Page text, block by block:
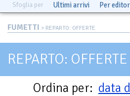
Sfoglia per Ultimi arrivi Per
FUMETTI > REPARTO: OFFERTE
REPARTO: OFFERTE
Ordina per: data